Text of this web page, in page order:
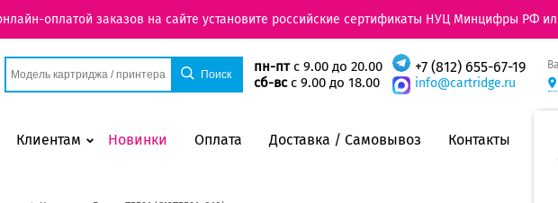
оплатой заказов на сайте установите российские сертификаты НУЦ Минцифры РФ
пн-птс 9.00 до 20.00
сб-всс 9.00 до 18.00
+7 (812) 655-67-19
info@cartridge.ru
Клиентам Новинки Оплата Доставка / Самовывоз Контакты